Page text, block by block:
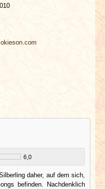
6,0
daher, auf dem sich,
befinden. Nachdenklich